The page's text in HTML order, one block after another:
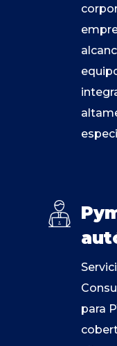
para